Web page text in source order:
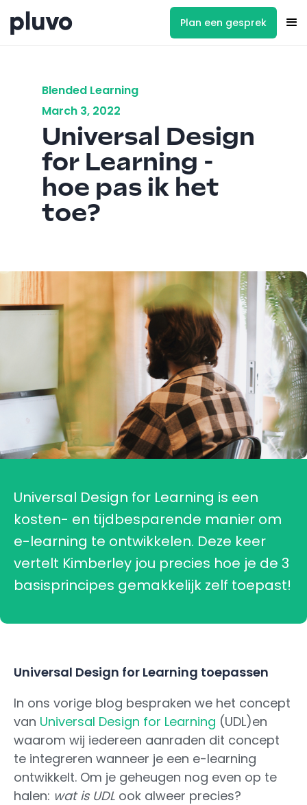
Plan een gesprek
Blended Learning
March 3, 2022
Universal Design
for Learning -
hoe pas ik het
toe?
Universal Design for Learning is een
kosten- en tijdbesparende manier om
e-learning te ontwikkelen. Deze keer
vertelt Kimberley jou precies hoe je de 3
basisprincipes gemakkelijk zelf toepast!
Universal Design for Learning toepassen
In ons vorige blog bespraken we het concept
van Universal Design for Learning (UDL)en
waarom wij iedereen aanraden dit concept
te integreren wanneer je een e-learning
ontwikkelt. Om je geheugen nog even op te
halen: wat is UDL ook alweer precies?